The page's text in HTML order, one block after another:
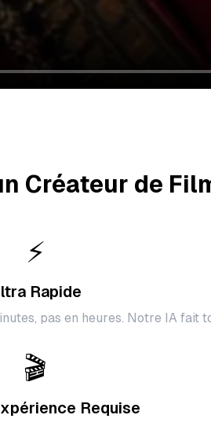
Créateur de
⚡
Rapide
pas en heures. Notre IA fait
🎬
Requise